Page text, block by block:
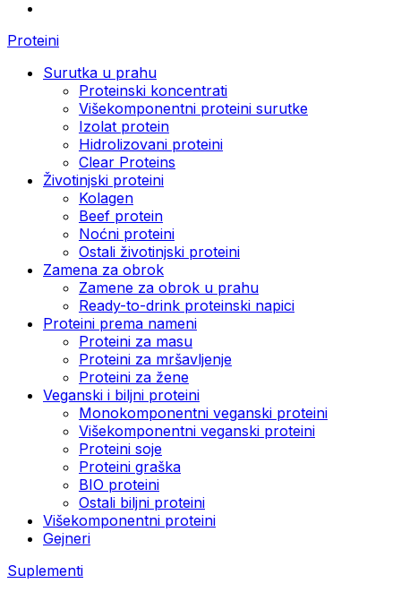
Proteini
Surutka u prahu
Proteinski koncentrati
Višekomponentni proteini surutke
Izolat protein
Hidrolizovani proteini
Clear Proteins
Životinjski proteini
Kolagen
Beef protein
Noćni proteini
Ostali životinjski proteini
Zamena za obrok
Zamene za obrok u prahu
Ready-to-drink proteinski napici
Proteini prema nameni
Proteini za masu
Proteini za mršavljenje
Proteini za žene
Veganski i biljni proteini
Monokomponentni veganski proteini
Višekomponentni veganski proteini
Proteini soje
Proteini graška
BIO proteini
Ostali biljni proteini
Višekomponentni proteini
Gejneri
Suplementi